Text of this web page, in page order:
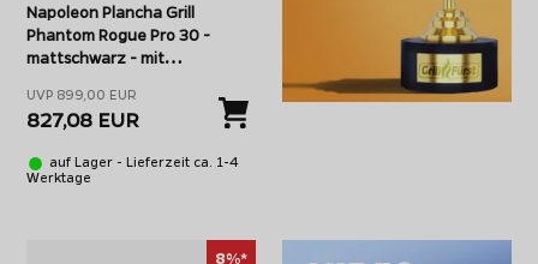
Napoleon Plancha Grill
Phantom Rogue Pro 30 -
mattschwarz - mit
UVP 899,00 EUR
827,08 EUR
auf Lager - Lieferzeit ca. 1-4
Werktage
8%*